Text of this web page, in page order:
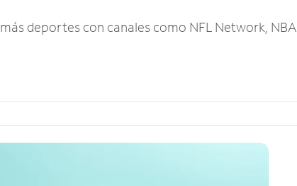
deportes con canales como NFL Network,